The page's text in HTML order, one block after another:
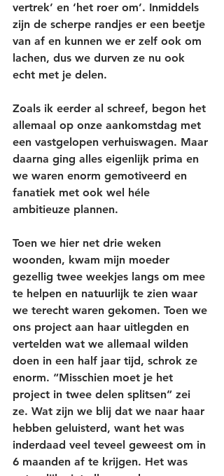
vertrek’ en ‘het roer om’. Inmiddels
zijn de scherpe randjes er een beetje
van af en kunnen we er zelf ook om
lachen, dus we durven ze nu ook
echt met je delen.
Zoals ik eerder al schreef, begon het
allemaal op onze aankomstdag met
een vastgelopen verhuiswagen. Maar
daarna ging alles eigenlijk prima en
we waren enorm gemotiveerd en
fanatiek met ook wel héle
ambitieuze plannen.
Toen we hier net drie weken
woonden, kwam mijn moeder
gezellig twee weekjes langs om mee
te helpen en natuurlijk te zien waar
we terecht waren gekomen. Toen we
ons project aan haar uitlegden en
vertelden wat we allemaal wilden
doen in een half jaar tijd, schrok ze
enorm. “Misschien moet je het
project in twee delen splitsen” zei
ze. Wat zijn we blij dat we naar haar
hebben geluisterd, want het was
inderdaad veel teveel geweest om in
6 maanden af te krijgen. Het was